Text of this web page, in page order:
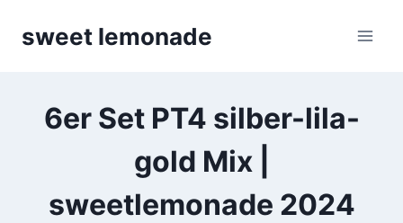
sweet lemonade
6er Set PT4 silber-lila-
gold Mix |
sweetlemonade 2024